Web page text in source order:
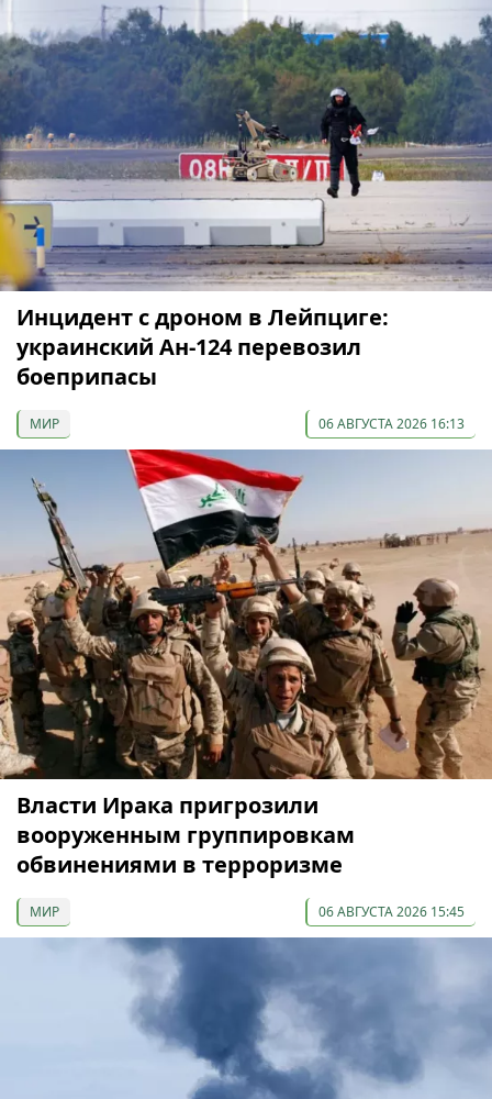
Инцидент с дроном в Лейпциге:
украинский Ан-124 перевозил
боеприпасы
МИР 06 АВГУСТА 2026 16:13
Власти Ирака пригрозили
вооруженным группировкам
обвинениями в терроризме
МИР 06 АВГУСТА 2026 15:45